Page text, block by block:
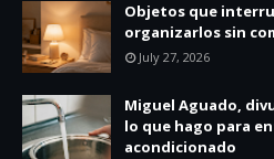
Objetos que
organizarlos sin
July 27, 2026
Miguel Aguado,
lo que hago para
acondicionado